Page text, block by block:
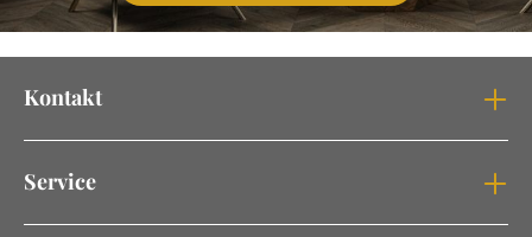
Kontakt
Service